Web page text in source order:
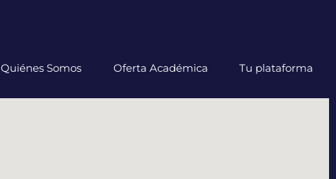
Quiénes Somos Oferta Académica Tu plataforma